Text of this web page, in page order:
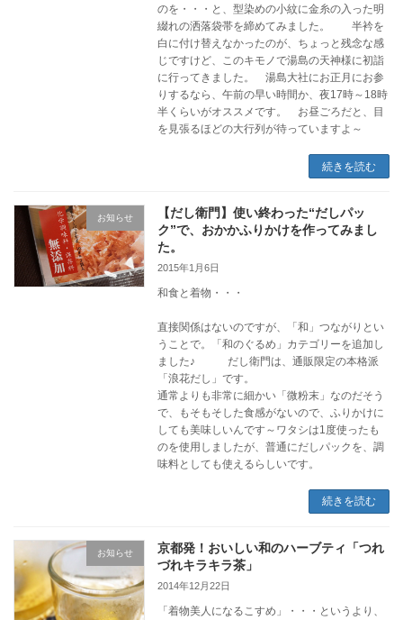
のを・・・と、型染めの小紋に金糸の入った明
綴れの洒落袋帯を締めてみました。 半衿を
白に付け替えなかったのが、ちょっと残念な感
じですけど、このキモノで湯島の天神様に初詣
に行ってきました。 湯島大社にお正月にお参
りするなら、午前の早い時間か、夜17時～18時
半くらいがオススメです。 お昼ごろだと、目
を見張るほどの大行列が待っていますよ～
続きを読む
お知らせ
【だし衛門】使い終わった“だしパッ
ク”で、おかかふりかけを作ってみまし
た。
2015年1月6日
和食と着物・・・
直接関係はないのですが、「和」つながりとい
うことで。「和のぐるめ」カテゴリーを追加し
ました♪ だし衛門は、通販限定の本格派
「浪花だし」です。
通常よりも非常に細かい「微粉末」なのだそう
で、もそもそした食感がないので、ふりかけに
しても美味しいんです～ワタシは1度使ったも
のを使用しましたが、普通にだしパックを、調
味料としても使えるらしいです。
続きを読む
お知らせ
京都発！おいしい和のハーブティ「つれ
づれキラキラ茶」
2014年12月22日
「着物美人になるこすめ」・・・というより、